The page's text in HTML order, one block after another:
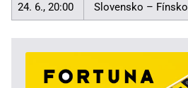
24. 6., 20:00 Slovensko – Fínsko